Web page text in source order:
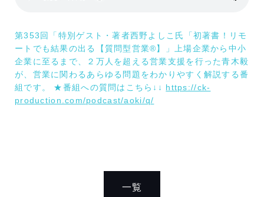
第353回「特別ゲスト・著者西野よしこ氏「初著書！リモ
ートでも結果の出る【質問型営業®】」上場企業から中小
企業に至るまで、２万人を超える営業支援を行った青木毅
が、営業に関わるあらゆる問題をわかりやすく解説する番
組です。 ★番組への質問はこちら↓↓ https://ck-
production.com/podcast/aoki/q/
一覧